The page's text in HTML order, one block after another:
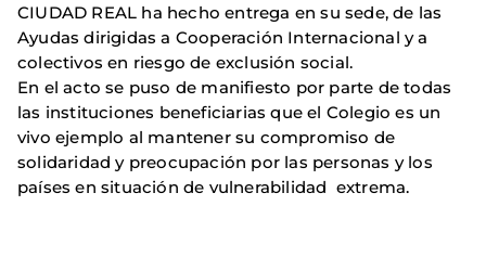
CIUDAD REAL ha hecho entrega en su sede, de las
Ayudas dirigidas a Cooperación Internacional y a
colectivos en riesgo de exclusión social.
En el acto se puso de manifiesto por parte de todas
las instituciones beneficiarias que el Colegio es un
vivo ejemplo al mantener su compromiso de
solidaridad y preocupación por las personas y los
países en situación de vulnerabilidad extrema.